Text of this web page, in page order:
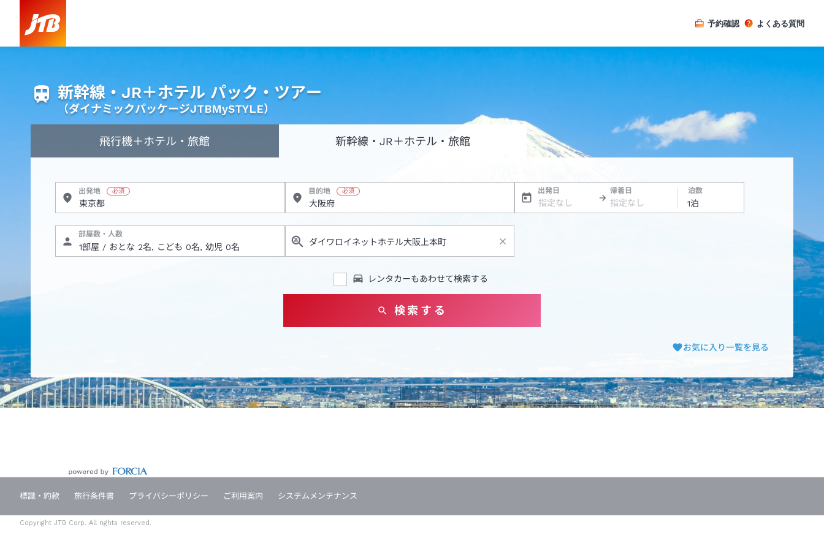
予約確認 よくある質問
新幹線・JR＋ホテル パック・ツアー
（ダイナミックパッケージJTBMySTYLE）
飛行機＋ホテル・旅館 新幹線・JR＋ホテル・旅館
出発地 目的地 出発日 帰着日 泊数
部屋数・人数
レンタカーもあわせて検索する
検索する
お気に入り一覧を見る
標識・約款 旅行条件書 プライバシーポリシー ご利用案内 システムメンテナンス
Copyright JTB Corp. All rights reserved.